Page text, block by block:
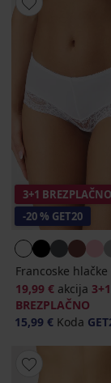
3+1 BREZPLAČNO
-20 % GET20
Francoske hlačke
19,99 € akcija 3+1
BREZPLAČNO
15,99 € Koda